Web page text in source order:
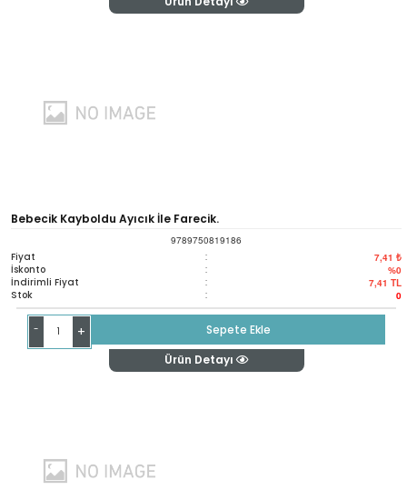
Bebecik Kayboldu Ayıcık İle Farecik.
9789750819186
Fiyat : 7,41 ₺
İskonto : %0
İndirimli Fiyat : 7,41 TL
Stok : 0
- +
Sepete Ekle
Ürün Detayı